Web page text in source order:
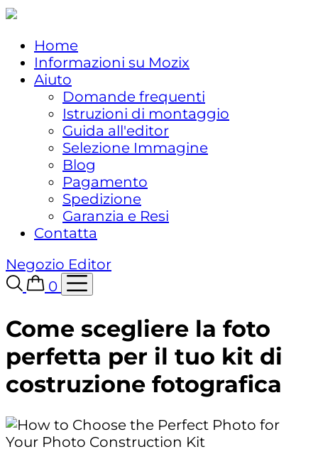
Home
Informazioni su Mozix
Aiuto
Domande frequenti
Istruzioni di montaggio
Guida all'editor
Selezione Immagine
Blog
Pagamento
Spedizione
Garanzia e Resi
Contatta
Negozio Editor
0
Come scegliere la foto
perfetta per il tuo kit di
costruzione fotografica